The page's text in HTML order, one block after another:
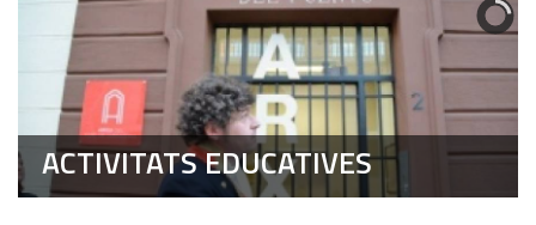
ACTIVITATS EDUCATIVES